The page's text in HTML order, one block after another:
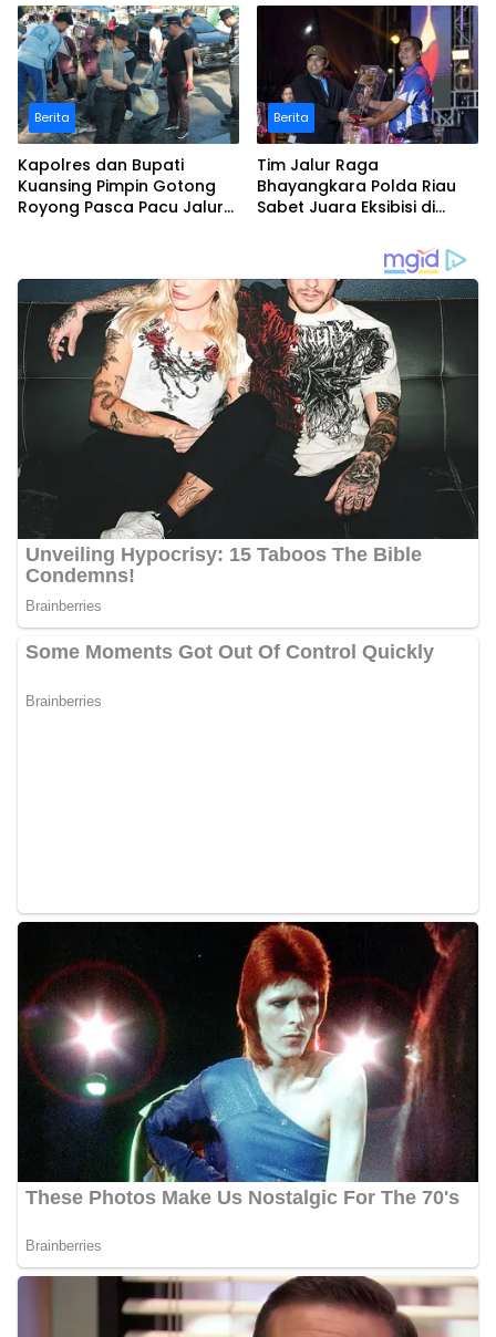
Longsor
Berita
Kapolres dan Bupati
Kuansing Pimpin Gotong
Royong Pasca Pacu Jalur
Berita
Tim Jalur Raga
Bhayangkara Polda Riau
Sabet Juara Eksibisi di